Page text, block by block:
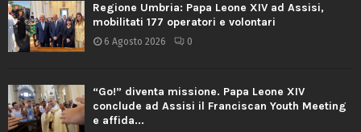
Regione Umbria: Papa Leone XIV ad Assisi,
mobilitati 177 operatori e volontari
6 Agosto 2026 0
“Go!” diventa missione. Papa Leone XIV
conclude ad Assisi il Franciscan Youth Meeting
e affida...